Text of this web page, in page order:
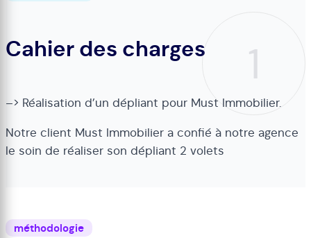
1
Cahier des charges
–> Réalisation d’un dépliant pour Must Immobilier.
Notre client Must Immobilier a confié à notre agence
le soin de réaliser son dépliant 2 volets
méthodologie